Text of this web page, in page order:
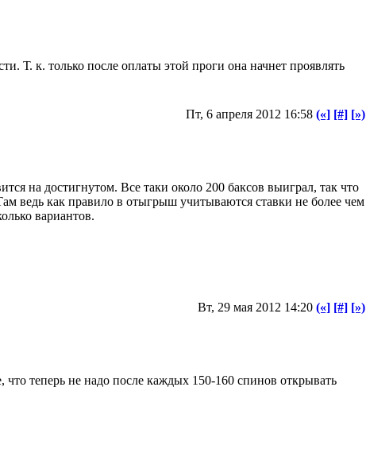
Т. к. только после оплаты этой проги она начнет проявлять
Пт, 6 апреля 2012 16:58 («] [#] [»)
на достигнутом. Все таки около 200 баксов выиграл, так что
ведь как правило в отыгрыш учитываются ставки не более чем
вариантов.
Вт, 29 мая 2012 14:20 («] [#] [»)
теперь не надо после каждых 150-160 спинов открывать